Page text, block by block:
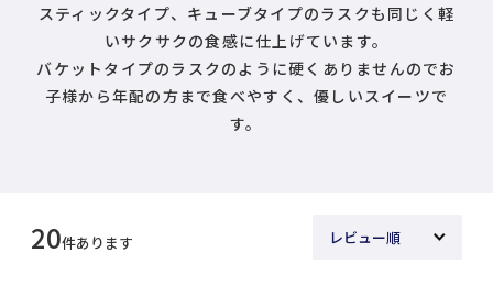
スティックタイプ、キューブタイプのラスクも同じく軽
いサクサクの食感に仕上げています。
バケットタイプのラスクのように硬くありませんのでお
子様から年配の方まで食べやすく、優しいスイーツで
す。
20件あります